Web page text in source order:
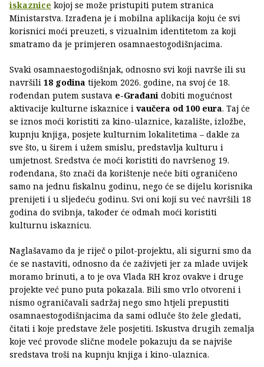
iskaznice kojoj se može pristupiti putem stranica
Ministarstva. Izrađena je i mobilna aplikacija koju će svi
korisnici moći preuzeti, s vizualnim identitetom za koji
smatramo da je primjeren osamnaestogodišnjacima.
Svaki osamnaestogodišnjak, odnosno svi koji navrše ili su
navršili 18 godina tijekom 2026. godine, na svoj će 18.
rođendan putem sustava e-Građani dobiti mogućnost
aktivacije kulturne iskaznice i vaučera od 100 eura. Taj će
se iznos moći koristiti za kino-ulaznice, kazalište, izložbe,
kupnju knjiga, posjete kulturnim lokalitetima – dakle za
sve što, u širem i užem smislu, predstavlja kulturu i
umjetnost. Sredstva će moći koristiti do navršenog 19.
rođendana, što znači da korištenje neće biti ograničeno
samo na jednu fiskalnu godinu, nego će se dijelu korisnika
prenijeti i u sljedeću godinu. Svi oni koji su već navršili 18
godina do svibnja, također će odmah moći koristiti
kulturnu iskaznicu.
Naglašavamo da je riječ o pilot-projektu, ali sigurni smo da
će se nastaviti, odnosno da će zaživjeti jer za mlade uvijek
moramo brinuti, a to je ova Vlada RH kroz ovakve i druge
projekte već puno puta pokazala. Bili smo vrlo otvoreni i
nismo ograničavali sadržaj nego smo htjeli prepustiti
osamnaestogodišnjacima da sami odluče što žele gledati,
čitati i koje predstave žele posjetiti. Iskustva drugih zemalja
koje već provode slične modele pokazuju da se najviše
sredstava troši na kupnju knjiga i kino-ulaznica.